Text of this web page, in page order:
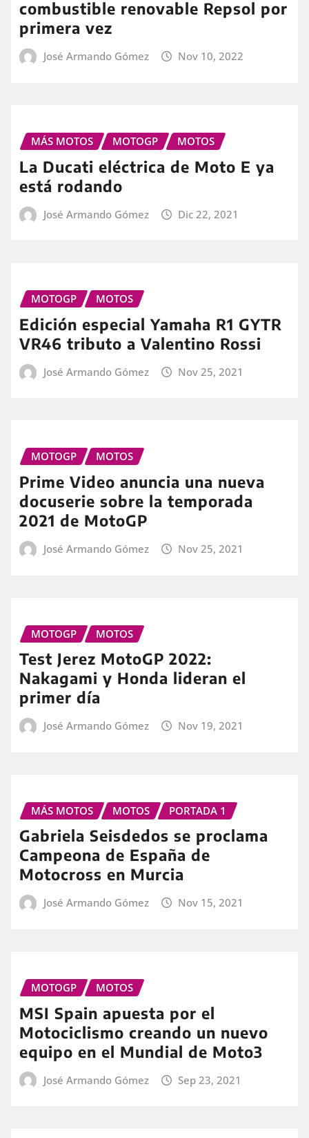
combustible renovable Repsol por
primera vez
José Armando Gómez Nov 10, 2022
MÁS MOTOS MOTOGP MOTOS
La Ducati eléctrica de Moto E ya
está rodando
José Armando Gómez Dic 22, 2021
MOTOGP MOTOS
Edición especial Yamaha R1 GYTR
VR46 tributo a Valentino Rossi
José Armando Gómez Nov 25, 2021
MOTOGP MOTOS
Prime Video anuncia una nueva
docuserie sobre la temporada
2021 de MotoGP
José Armando Gómez Nov 25, 2021
MOTOGP MOTOS
Test Jerez MotoGP 2022:
Nakagami y Honda lideran el
primer día
José Armando Gómez Nov 19, 2021
MÁS MOTOS MOTOS PORTADA 1
Gabriela Seisdedos se proclama
Campeona de España de
Motocross en Murcia
José Armando Gómez Nov 15, 2021
MOTOGP MOTOS
MSI Spain apuesta por el
Motociclismo creando un nuevo
equipo en el Mundial de Moto3
José Armando Gómez Sep 23, 2021